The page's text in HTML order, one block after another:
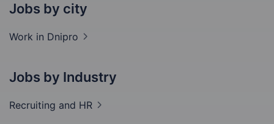
Jobs by city
Work in Dnipro
Jobs by Industry
Recruiting and HR